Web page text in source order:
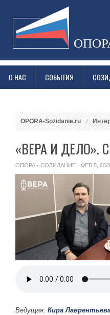
О НАС СОБЫТИЯ
OPORA-Sozidanie.ru
«ВЕРА И ДЕЛО».
ОПОРА - СОЗИДАНИЕ · ФЕВ 5,
Ведущая: Кира